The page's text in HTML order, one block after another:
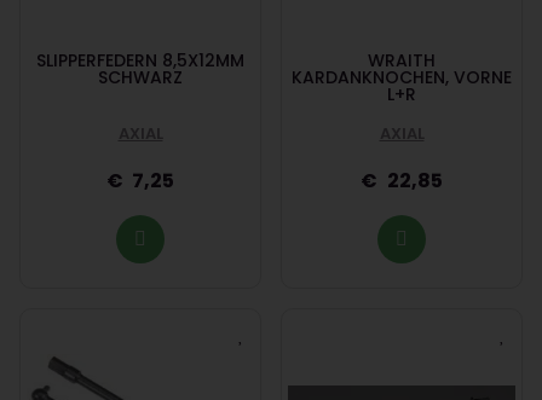
SLIPPERFEDERN 8,5X12MM
SCHWARZ
AXIAL
7,25
WRAITH
KARDANKNOCHEN, VORNE
L+R
AXIAL
22,85